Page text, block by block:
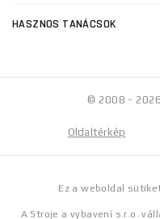
HASZNOS TANÁCSOK
© 2008 -
Oldaltérkép
Ez a weboldal
A Stroje a vybavení s.r.o.